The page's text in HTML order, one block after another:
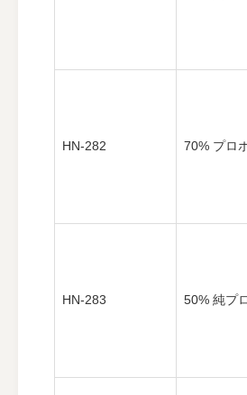
HN-282 70% プロ
HN-283 50% 純プ